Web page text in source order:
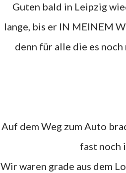
Guten bald in Leipzig
lange, bis er IN MEINEM
denn für alle die es
Auf dem Weg zum Auto brach dann allerdings ein wenig das Chaos aus. Und so hätten wir
fast noch
Wir waren grade aus dem